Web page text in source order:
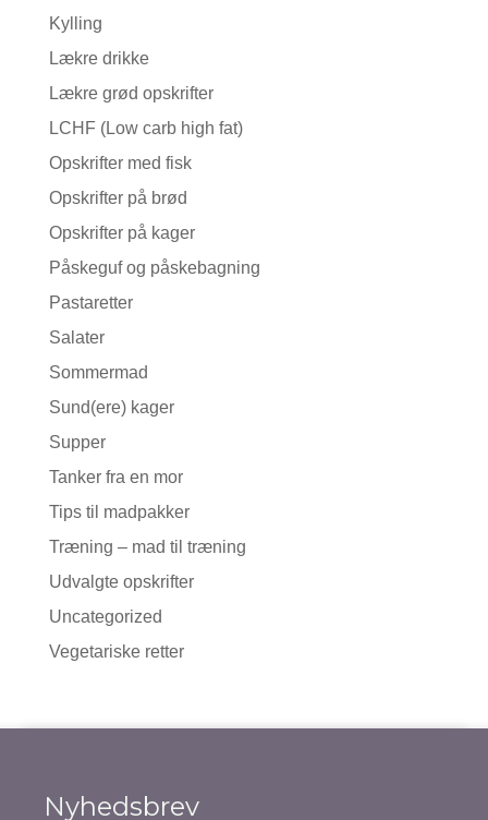
Kylling
Lækre drikke
Lækre grød opskrifter
LCHF (Low carb high fat)
Opskrifter med fisk
Opskrifter på brød
Opskrifter på kager
Påskeguf og påskebagning
Pastaretter
Salater
Sommermad
Sund(ere) kager
Supper
Tanker fra en mor
Tips til madpakker
Træning – mad til træning
Udvalgte opskrifter
Uncategorized
Vegetariske retter
Nyhedsbrev